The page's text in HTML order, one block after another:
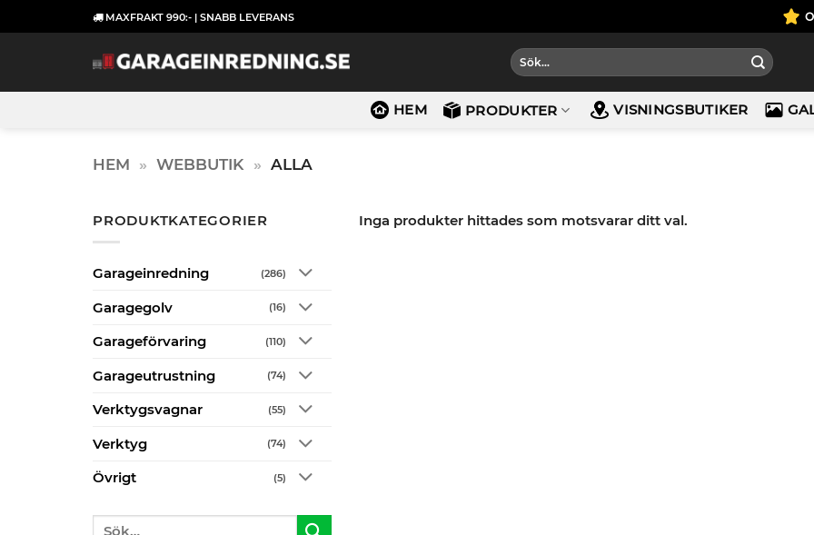
to
MAXFRAKT 990:- | SNABB LEVERANS
Sök
efter:
HEM PRODUKTER VISNINGSBUTIKER
HEM » WEBBUTIK » ALLA
PRODUKTKATEGORIER
Garageinredning (286)
Garagegolv (16)
Garageförvaring (110)
Garageutrustning (74)
Verktygsvagnar (55)
Verktyg (74)
Övrigt (5)
Sök
Inga produkter hittades som motsvarar ditt val.